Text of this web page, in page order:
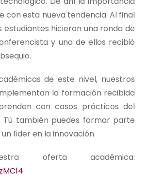
con esta nueva tendencia. Al final
estudiantes hicieron una ronda de
y uno de ellos recibió
de este nivel, nuestros
la formación recibida
con casos prácticos del
Tú también puedes formar parte
un líder en la innovación.
oferta académica: